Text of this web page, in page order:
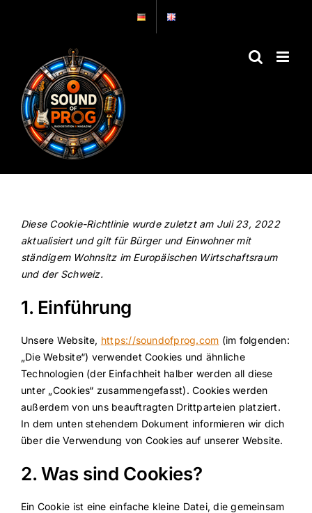
Diese Cookie-Richtlinie wurde zuletzt am Juli 23, 2022
aktualisiert und gilt für Bürger und Einwohner mit
ständigem Wohnsitz im Europäischen Wirtschaftsraum
und der Schweiz.
1. Einführung
Unsere Website, https://soundofprog.com (im folgenden:
„Die Website“) verwendet Cookies und ähnliche
Technologien (der Einfachheit halber werden all diese
unter „Cookies“ zusammengefasst). Cookies werden
außerdem von uns beauftragten Drittparteien platziert.
In dem unten stehendem Dokument informieren wir dich
über die Verwendung von Cookies auf unserer Website.
2. Was sind Cookies?
Ein Cookie ist eine einfache kleine Datei, die gemeinsam